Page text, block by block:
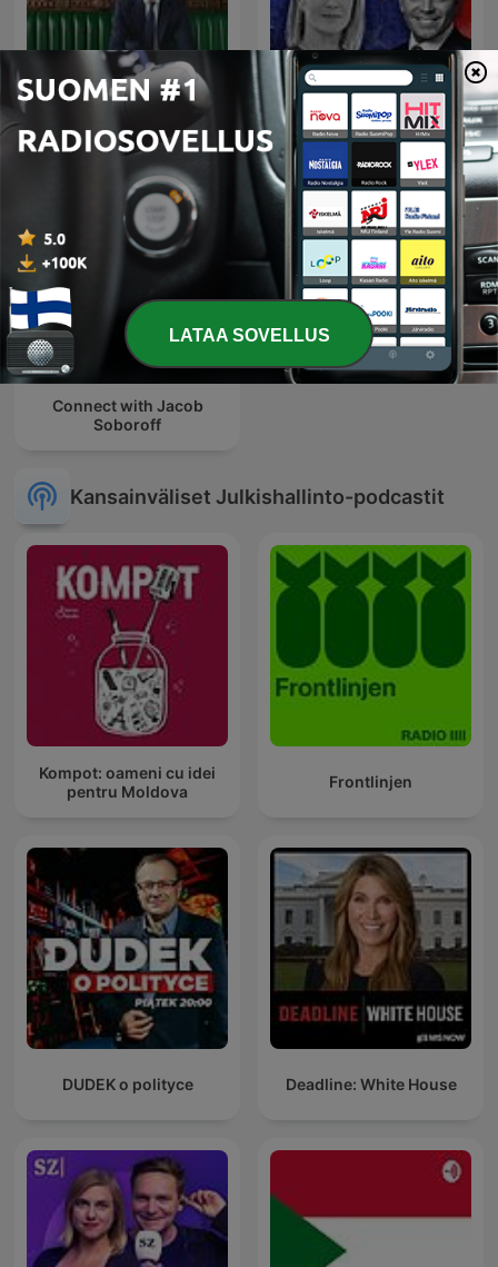
The Rest Is Politics The Rest Is Politics: US
Connect with Jacob
Soboroff
Kansainväliset Julkishallinto-podcastit
Kompot: oameni cu idei
pentru Moldova
Frontlinjen
DUDEK o polityce Deadline: White House
LATAA SOVELLUS